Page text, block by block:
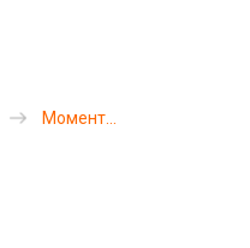
Момент